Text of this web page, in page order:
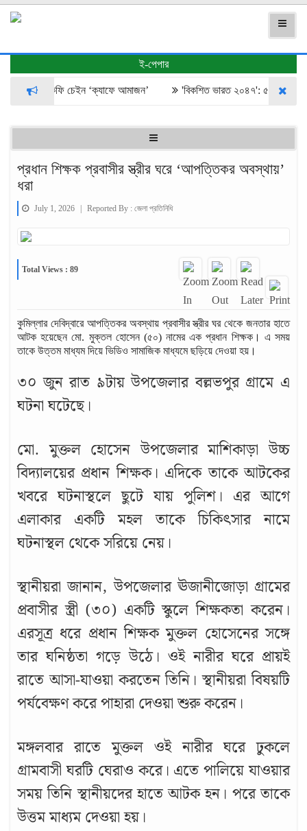
ই-পেপার
থাই কফি চেইন ‘ক্যাফে আমাজন’ ​'বিকশিত ভারত ২০৪৭': ৫ ট্রিলিয়ন
d
প্রধান শিক্ষক প্রবাসীর স্ত্রীর ঘরে ‘আপত্তিকর অবস্থায়’
ধরা
July 1, 2026 Reported By : জেলা প্রতিনিধি
Total Views : 89
কুমিল্লার দেবিদ্বারে আপত্তিকর অবস্থায় প্রবাসীর স্ত্রীর ঘর থেকে জনতার হাতে
আটক হয়েছেন মো. মুক্তল হোসেন (৫০) নামের এক প্রধান শিক্ষক। এ সময়
তাকে উত্তম মাধ্যম দিয়ে ভিডিও সামাজিক মাধ্যমে ছড়িয়ে দেওয়া হয়।
৩০ জুন রাত ৯টায় উপজেলার বল্লভপুর গ্রামে এ
ঘটনা ঘটেছে।
মো. মুক্তল হোসেন উপজেলার মাশিকাড়া উচ্চ
বিদ্যালয়ের প্রধান শিক্ষক। এদিকে তাকে আটকের
খবরে ঘটনাস্থলে ছুটে যায় পুলিশ। এর আগে
এলাকার একটি মহল তাকে চিকিৎসার নামে
ঘটনাস্থল থেকে সরিয়ে নেয়।
স্থানীয়রা জানান, উপজেলার ঊজানীজোড়া গ্রামের
প্রবাসীর স্ত্রী (৩০) একটি স্কুলে শিক্ষকতা করেন।
এরসূত্র ধরে প্রধান শিক্ষক মুক্তল হোসেনের সঙ্গে
তার ঘনিষ্ঠতা গড়ে উঠে। ওই নারীর ঘরে প্রায়ই
রাতে আসা-যাওয়া করতেন তিনি। স্থানীয়রা বিষয়টি
পর্যবেক্ষণ করে পাহারা দেওয়া শুরু করেন।
মঙ্গলবার রাতে মুক্তল ওই নারীর ঘরে ঢুকলে
গ্রামবাসী ঘরটি ঘেরাও করে। এতে পালিয়ে যাওয়ার
সময় তিনি স্থানীয়দের হাতে আটক হন। পরে তাকে
উত্তম মাধ্যম দেওয়া হয়।